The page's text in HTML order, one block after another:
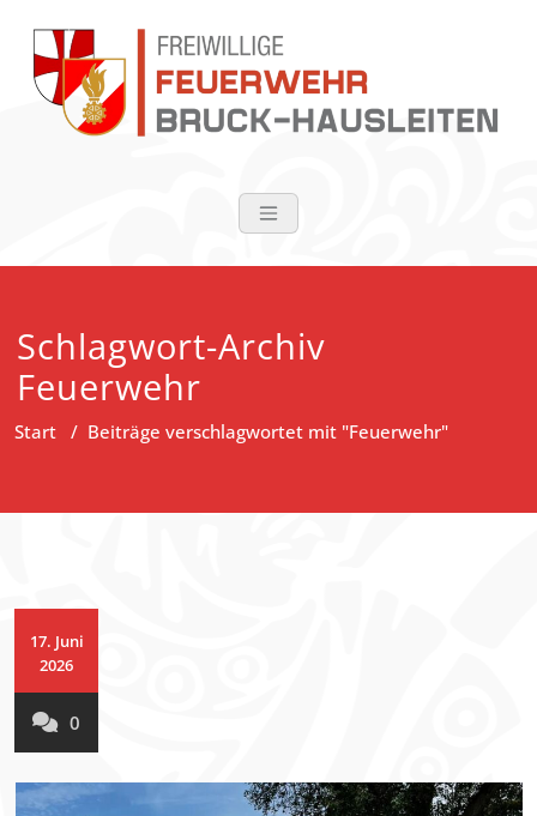
springen
FF Bruck-
Schlagwort-Archiv
Feuerwehr
Start / Beiträge verschlagwortet mit "Feuerwehr"
17. Juni
2026
0